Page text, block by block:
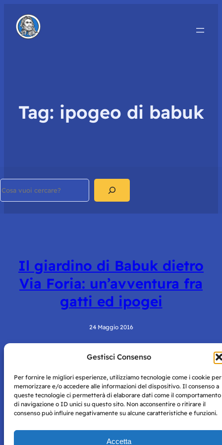
Gestisci Consenso
Per fornire le migliori esperienze, utilizziamo tecnologie come i cookie per
memorizzare e/o accedere alle informazioni del dispositivo. Il consenso a
queste tecnologie ci permetterà di elaborare dati come il comportamento
di navigazione o ID unici su questo sito. Non acconsentire o ritirare il
consenso può influire negativamente su alcune caratteristiche e funzioni.
Accetta
Tag: ipogeo di babuk
Il giardino di Babuk dietro
Via Foria: un’avventura fra
gatti ed ipogei
24 Maggio 2016
Napoli con autorizzazione numero 38 del 25/9/2019.
Tutte le immagini e i contenuti su questo sito sono forniti